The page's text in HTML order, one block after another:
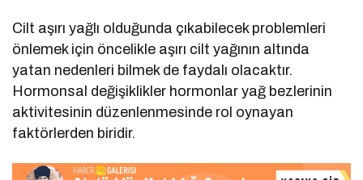
Cilt aşırı yağlı olduğunda çıkabilecek problemleri
önlemek için öncelikle aşırı cilt yağının altında
yatan nedenleri bilmek de faydalı olacaktır.
Hormonsal değişiklikler hormonlar yağ bezlerinin
aktivitesinin düzenlenmesinde rol oynayan
faktörlerden biridir.